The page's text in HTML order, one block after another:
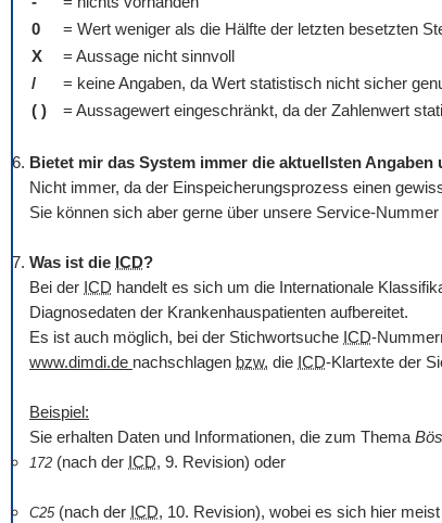
0
= Wert weniger als die Hälfte der letzten besetzten
X
= Aussage nicht sinnvoll
/
= keine Angaben, da Wert statistisch nicht sicher
( )
= Aussagewert eingeschränkt, da der Zahlenwert
Bietet mir das System immer die aktuellsten
Nicht immer, da der Einspeicherungsprozess einen
Sie können sich aber gerne über unsere Service-
Was ist die ICD?
Bei der ICD handelt es sich um die Internationale
Diagnosedaten der Krankenhauspatienten aufbereitet.
Es ist auch möglich, bei der Stichwortsuche ICD-
www.dimdi.de nachschlagen bzw. die ICD-Klartexte der
Beispiel:
Sie erhalten Daten und Informationen, die zum Thema
172 (nach der ICD, 9. Revision) oder
C25 (nach der ICD, 10. Revision), wobei es sich hier